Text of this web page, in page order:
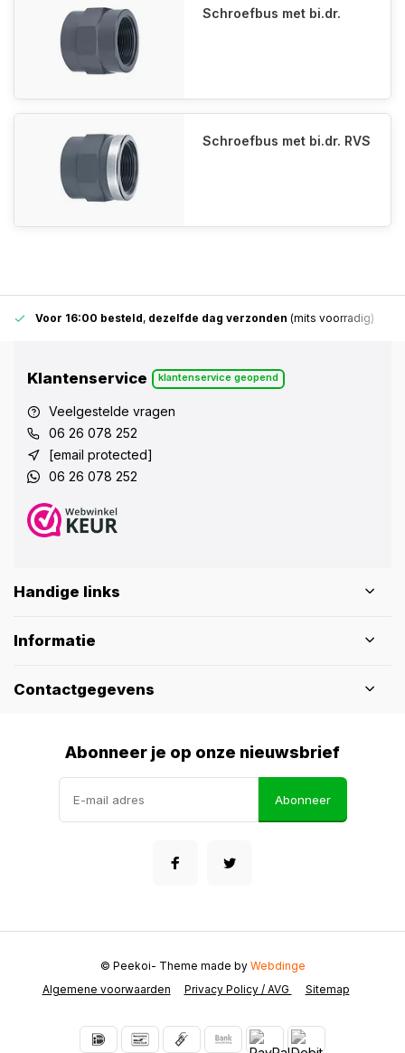
Schroefbus met bi.dr.
Schroefbus met bi.dr. RVS
Voor 16:00 besteld, dezelfde dag verzonden (mits voorradig)
Klantenservice klantenservice geopend
Veelgestelde vragen
06 26 078 252
[email protected]
06 26 078 252
Handige links
Informatie
Contactgegevens
Abonneer je op onze nieuwsbrief
Abonneer
Algemene voorwaarden Privacy Policy / AVG Sitemap
© Peekoi- Theme made by Webdinge